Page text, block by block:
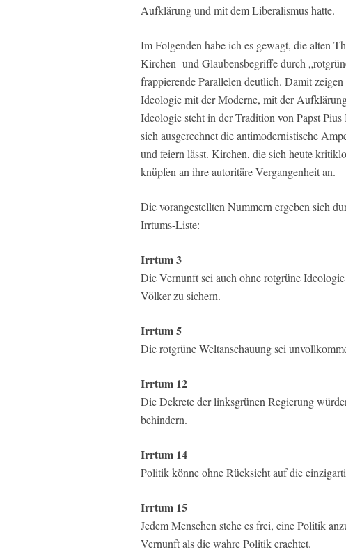
Aufklärung und mit dem Liberalismus hatte.
Im Folgenden habe ich es gewagt, die alten
Kirchen- und Glaubensbegriffe durch
frappierende Parallelen deutlich. Damit
Ideologie mit der Moderne, mit der
Ideologie steht in der Tradition von Papst
sich ausgerechnet die antimodernistische
und feiern lässt. Kirchen, die sich heute
knüpfen an ihre autoritäre Vergangenheit an.
Die vorangestellten Nummern ergeben sich
Irrtums-Liste:
Irrtum 3
Die Vernunft sei auch ohne rotgrüne
Völker zu sichern.
Irrtum 5
Die rotgrüne Weltanschauung sei
Irrtum 12
Die Dekrete der linksgrünen Regierung
behindern.
Irrtum 14
Politik könne ohne Rücksicht auf die
Irrtum 15
Jedem Menschen stehe es frei, eine Politik
Vernunft als die wahre Politik erachtet.